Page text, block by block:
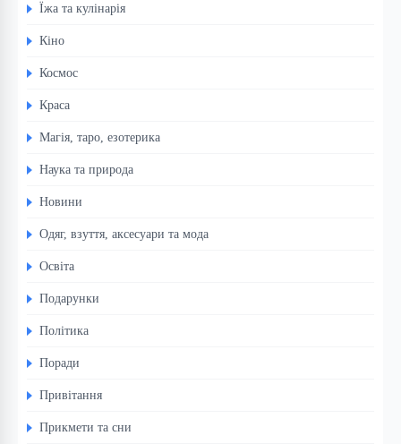
Їжа та кулінарія
Кіно
Космос
Краса
Магія, таро, езотерика
Наука та природа
Новини
Одяг, взуття, аксесуари та мода
Освіта
Подарунки
Політика
Поради
Привітання
Прикмети та сни